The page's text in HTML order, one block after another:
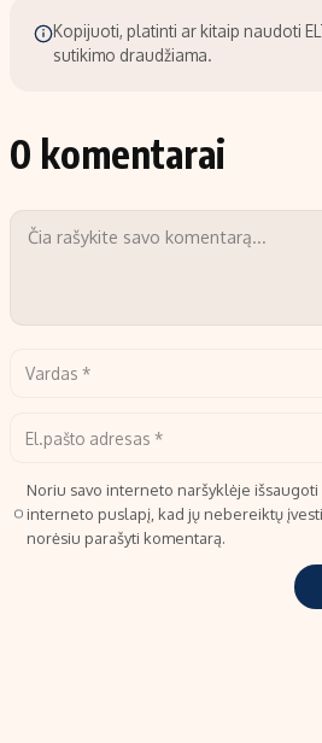
Kopijuoti, platinti ar kitaip naudoti
sutikimo draudžiama.
0 komentarai
Noriu savo interneto naršyklėje
interneto puslapį, kad jų nebereiktų
norėsiu parašyti komentarą.